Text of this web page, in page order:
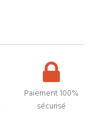
Paiement 100%
sécurisé